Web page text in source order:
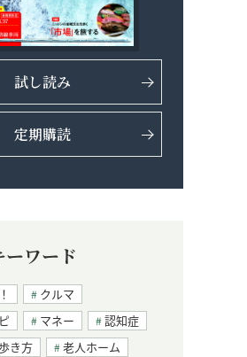
試し読み
定期購読
ーワード
クルマ
マネー
認知症
き方
老人ホーム